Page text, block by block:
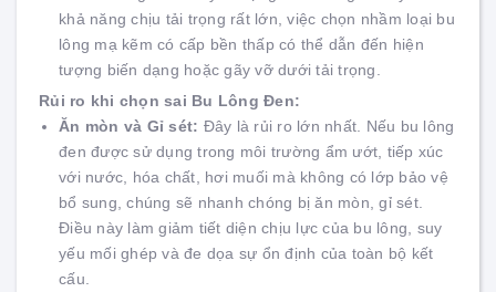
khả năng chịu tải trọng rất lớn, việc chọn nhầm loại bu
lông mạ kẽm có cấp bền thấp có thể dẫn đến hiện
tượng biến dạng hoặc gãy vỡ dưới tải trọng.
Rủi ro khi chọn sai Bu Lông Đen:
Ăn mòn và Gỉ sét: Đây là rủi ro lớn nhất. Nếu bu lông
đen được sử dụng trong môi trường ẩm ướt, tiếp xúc
với nước, hóa chất, hơi muối mà không có lớp bảo vệ
bổ sung, chúng sẽ nhanh chóng bị ăn mòn, gỉ sét.
Điều này làm giảm tiết diện chịu lực của bu lông, suy
yếu mối ghép và đe dọa sự ổn định của toàn bộ kết
cấu.